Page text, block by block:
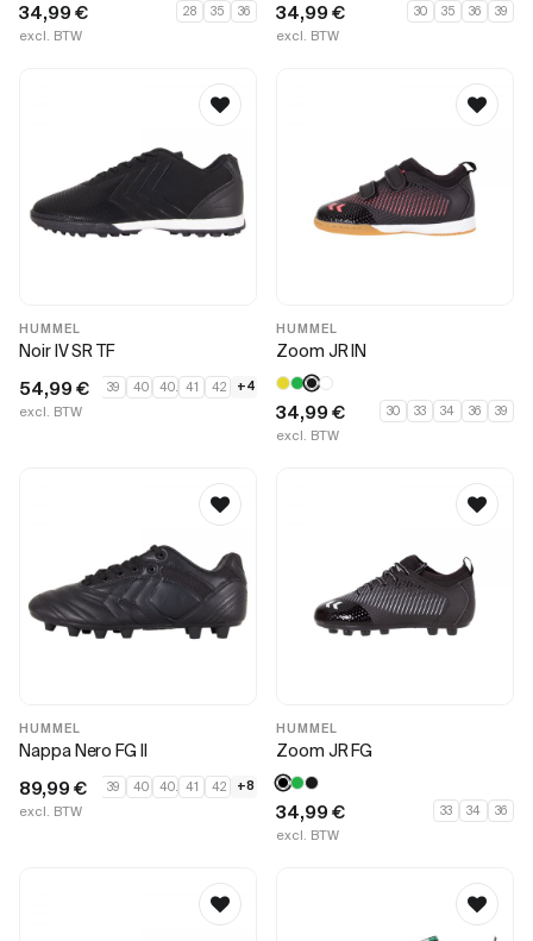
34,99 €
excl. BTW
28 35 36 34,99 €
excl. BTW
30 35 36 39
HUMMEL
Noir IV SR TF
54,99 €
excl. BTW
39 40 40.5 41 42 +4
HUMMEL
Zoom JR IN
34,99 €
excl. BTW
30 33 34 36 39
HUMMEL
Nappa Nero FG II
89,99 €
excl. BTW
39 40 40.5 41 42 +8
HUMMEL
Zoom JR FG
34,99 €
excl. BTW
33 34 36